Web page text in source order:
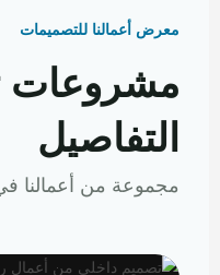
معرض أعمالنا للتصميمات
مشروعات
التفاصيل
مجموعة من أعمالنا في